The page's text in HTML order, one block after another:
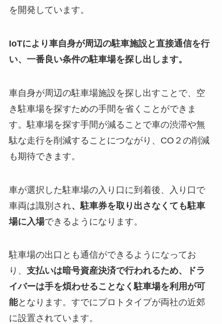
を開発しています。
IoTにより車自身が周辺の駐車施設と直接通信を行
い、一番良い条件の駐車場を探し出します。
車自身が周辺の駐車場施設を探し出すことで、空
き駐車場を探すための手間を省くことができま
す。駐車場を探す手間が減ることで車の渋滞や無
駄な走行を削減することにつながり、CO２の削減
も期待できます。
車が選択した駐車場の入り口に到着後、入り口で
車両は識別され、駐車券を取り出さなくても駐車
場に入場できるようになります。
駐車場の出口とも通信ができるようになってお
り、 支払いは暗号資産決済で行われるため、ドラ
イバーは手を煩わせることなく駐車場を利用が可
能となります。すでにプロトタイプが両社の近郊
に設置されています。